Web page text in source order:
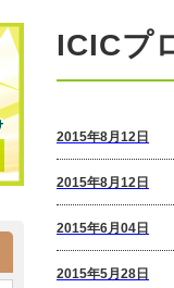
ICICプ
2015年8月12日
2015年8月12日
2015年6月04日
2015年5月28日